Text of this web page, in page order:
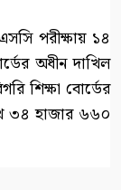
পরীক্ষায় ১৪
অধীন দাখিল
শিক্ষা বোর্ডের
৩৪ হাজার ৬৬০